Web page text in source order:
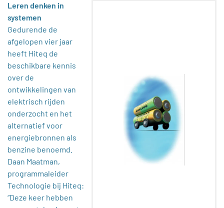
Leren denken in
systemen
Gedurende de
afgelopen vier jaar
heeft Hiteq de
beschikbare kennis
over de
ontwikkelingen van
elektrisch rijden
onderzocht en het
alternatief voor
energiebronnen als
benzine benoemd.
Daan Maatman,
programmaleider
Technologie bij Hiteq:
“Deze keer hebben